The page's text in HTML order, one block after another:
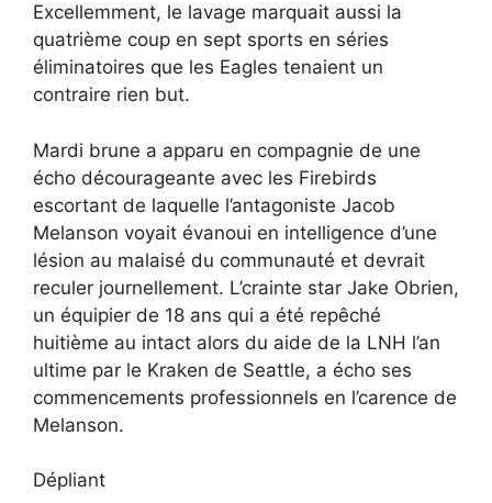
Excellemment, le lavage marquait aussi la
quatrième coup en sept sports en séries
éliminatoires que les Eagles tenaient un
contraire rien but.
Mardi brune a apparu en compagnie de une
écho décourageante avec les Firebirds
escortant de laquelle l’antagoniste Jacob
Melanson voyait évanoui en intelligence d’une
lésion au malaisé du communauté et devrait
reculer journellement. L’crainte star Jake Obrien,
un équipier de 18 ans qui a été repêché
huitième au intact alors du aide de la LNH l’an
ultime par le Kraken de Seattle, a écho ses
commencements professionnels en l’carence de
Melanson.
Dépliant